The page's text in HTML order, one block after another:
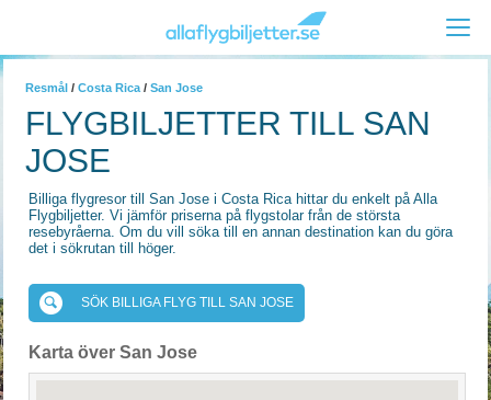
Resmål / Costa Rica / San Jose
FLYGBILJETTER TILL SAN
JOSE
Billiga flygresor till San Jose i Costa Rica hittar du enkelt på Alla
Flygbiljetter. Vi jämför priserna på flygstolar från de största
resebyråerna. Om du vill söka till en annan destination kan du göra
det i sökrutan till höger.
SÖK BILLIGA FLYG TILL SAN JOSE
Karta över San Jose